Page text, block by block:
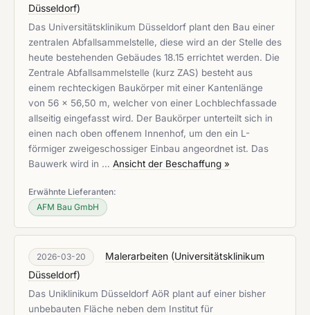
Düsseldorf)
Das Universitätsklinikum Düsseldorf plant den Bau einer
zentralen Abfallsammelstelle, diese wird an der Stelle des
heute bestehenden Gebäudes 18.15 errichtet werden. Die
Zentrale Abfallsammelstelle (kurz ZAS) besteht aus
einem rechteckigen Baukörper mit einer Kantenlänge
von 56 x 56,50 m, welcher von einer Lochblechfassade
allseitig eingefasst wird. Der Baukörper unterteilt sich in
einen nach oben offenem Innenhof, um den ein L-
förmiger zweigeschossiger Einbau angeordnet ist. Das
Bauwerk wird in … Ansicht der Beschaffung »
Erwähnte Lieferanten:
AFM Bau GmbH
2026-03-20 Malerarbeiten (Universitätsklinikum
Düsseldorf)
Das Uniklinikum Düsseldorf AöR plant auf einer bisher
unbebauten Fläche neben dem Institut für